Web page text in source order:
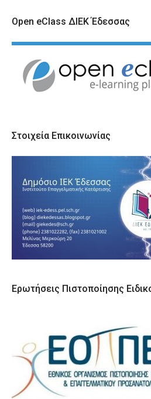
Open eClass ΔΙΕΚ Έδεσσας
Στοιχεία Επικοινωνίας
Ερωτήσεις Πιστοποίησης